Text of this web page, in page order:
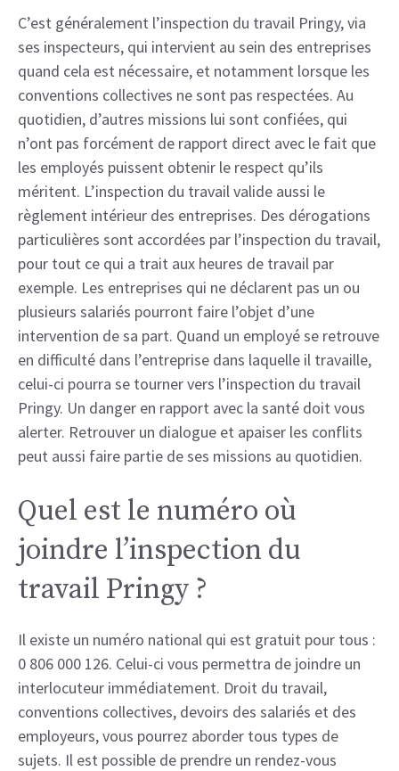
C’est généralement l’inspection du travail Pringy, via
ses inspecteurs, qui intervient au sein des entreprises
quand cela est nécessaire, et notamment lorsque les
conventions collectives ne sont pas respectées. Au
quotidien, d’autres missions lui sont confiées, qui
n’ont pas forcément de rapport direct avec le fait que
les employés puissent obtenir le respect qu’ils
méritent. L’inspection du travail valide aussi le
règlement intérieur des entreprises. Des dérogations
particulières sont accordées par l’inspection du travail,
pour tout ce qui a trait aux heures de travail par
exemple. Les entreprises qui ne déclarent pas un ou
plusieurs salariés pourront faire l’objet d’une
intervention de sa part. Quand un employé se retrouve
en difficulté dans l’entreprise dans laquelle il travaille,
celui-ci pourra se tourner vers l’inspection du travail
Pringy. Un danger en rapport avec la santé doit vous
alerter. Retrouver un dialogue et apaiser les conflits
peut aussi faire partie de ses missions au quotidien.
Quel est le numéro où
joindre l’inspection du
travail Pringy ?
Il existe un numéro national qui est gratuit pour tous :
0 806 000 126. Celui-ci vous permettra de joindre un
interlocuteur immédiatement. Droit du travail,
conventions collectives, devoirs des salariés et des
employeurs, vous pourrez aborder tous types de
sujets. Il est possible de prendre un rendez-vous